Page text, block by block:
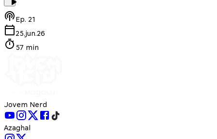
Ep. 21
25.jun.26
57 min
Jovem Nerd
Azaghal